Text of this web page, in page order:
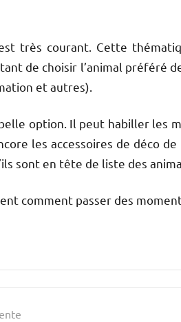
très courant. Cette
de choisir l’animal préféré
et autres).
option. Il peut habiller les
les accessoires de déco
sont en tête de liste des
comment passer des